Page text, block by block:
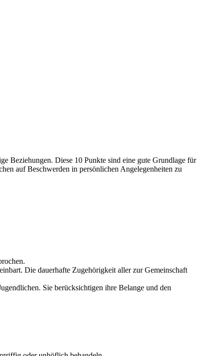
Beziehungen. Diese 10 Punkte sind eine gute Grundlage für
auf Beschwerden in persönlichen Angelegenheiten zu
Die dauerhafte Zugehörigkeit aller zur Gemeinschaft
Sie berücksichtigen ihre Belange und den